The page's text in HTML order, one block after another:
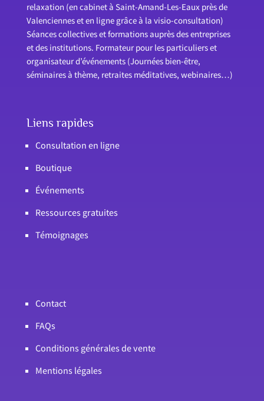
relaxation (en cabinet à Saint-Amand-Les-Eaux près de
Valenciennes et en ligne grâce à la visio-consultation)
Séances collectives et formations auprès des entreprises
et des institutions. Formateur pour les particuliers et
organisateur d’événements (Journées bien-être,
séminaires à thème, retraites méditatives, webinaires…)
Liens rapides
Consultation en ligne
Boutique
Événements
Ressources gratuites
Témoignages
Contact
FAQs
Conditions générales de vente
Mentions légales